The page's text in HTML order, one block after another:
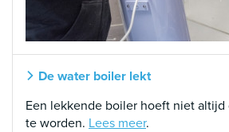
De water boiler lekt
Een lekkende boiler hoeft niet
te worden. Lees meer.